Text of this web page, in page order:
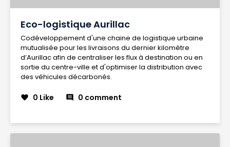
Eco-logistique Aurillac
Codéveloppement d'une chaine de logistique urbaine
mutualisée pour les livraisons du dernier kilomètre
d’Aurillac afin de centraliser les flux à destination ou en
sortie du centre-ville et d'optimiser la distribution avec
des véhicules décarbonés.
favorite 0 Like comment 0 comment